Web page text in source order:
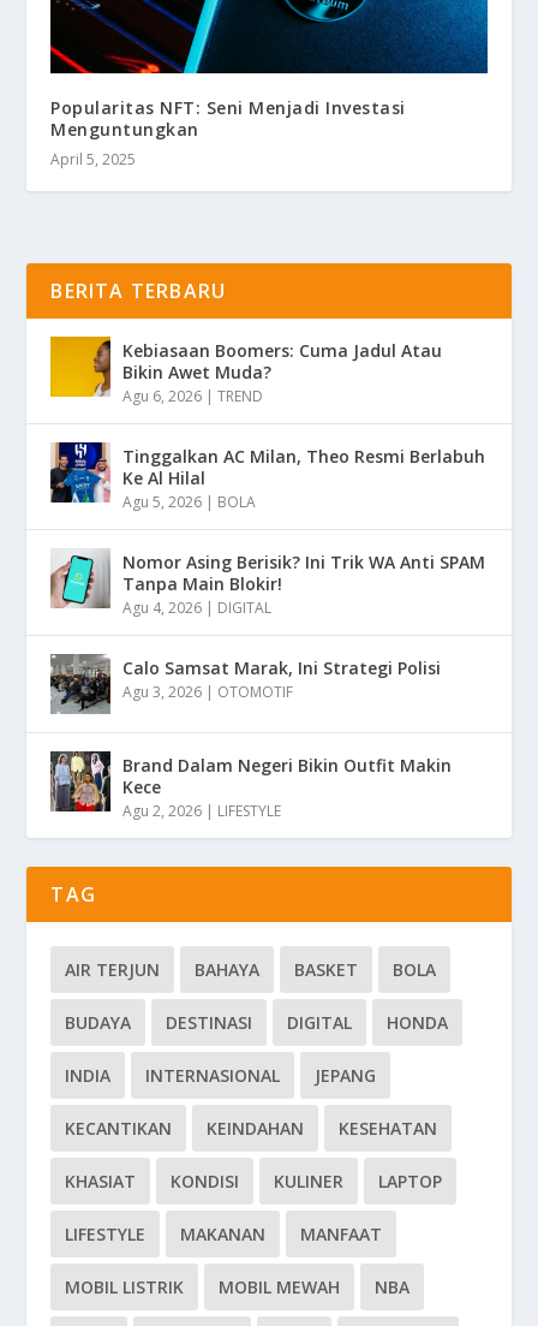
Popularitas NFT: Seni Menjadi Investasi
Menguntungkan
April 5, 2025
BERITA TERBARU
Kebiasaan Boomers: Cuma Jadul Atau
Bikin Awet Muda?
Agu 6, 2026 |TREND
Tinggalkan AC Milan, Theo Resmi Berlabuh
Ke Al Hilal
Agu 5, 2026 | BOLA
Nomor Asing Berisik? Ini Trik WA Anti SPAM
Tanpa Main Blokir!
Agu 4, 2026 | DIGITAL
Calo Samsat Marak, Ini Strategi Polisi
Agu 3, 2026 | OTOMOTIF
Brand Dalam Negeri Bikin Outfit Makin
Kece
Agu 2, 2026 | LIFESTYLE
TAG
AIR TERJUN BAHAYA BASKET BOLA
BUDAYA DESTINASI DIGITAL HONDA
INDIA INTERNASIONAL JEPANG
KECANTIKAN KEINDAHAN KESEHATAN
KHASIAT KONDISI KULINER LAPTOP
LIFESTYLE MAKANAN MANFAAT
MOBIL LISTRIK MOBIL MEWAH NBA